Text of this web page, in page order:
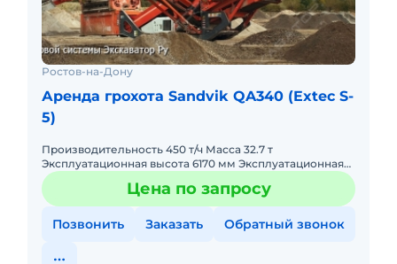
Ростов-на-Дону
Аренда грохота Sandvik QA340 (Extec S-
5)
Производительность 450 т/ч Масса 32.7 т
Эксплуатационная высота 6170 мм Эксплуатационная
ширина 16830 мм Эксплуатационная длина 17840 мм
Транспортная высота 37Цена по запросу
Позвонить Заказать Обратный звонок